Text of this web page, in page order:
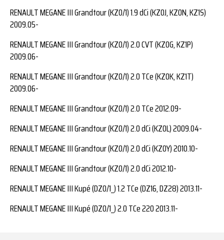
RENAULT MEGANE III Grandtour (KZ0/1) 1.9 dCi (KZ0J, KZ0N, KZ1S)
2009.05-
RENAULT MEGANE III Grandtour (KZ0/1) 2.0 CVT (KZ0G, KZ1P)
2009.06-
RENAULT MEGANE III Grandtour (KZ0/1) 2.0 TCe (KZ0K, KZ1T)
2009.06-
RENAULT MEGANE III Grandtour (KZ0/1) 2.0 TCe 2012.09-
RENAULT MEGANE III Grandtour (KZ0/1) 2.0 dCi (KZ0L) 2009.04-
RENAULT MEGANE III Grandtour (KZ0/1) 2.0 dCi (KZ0Y) 2010.10-
RENAULT MEGANE III Grandtour (KZ0/1) 2.0 dCi 2012.10-
RENAULT MEGANE III Kupé (DZ0/1_) 1.2 TCe (DZ16, DZ28) 2013.11-
RENAULT MEGANE III Kupé (DZ0/1_) 2.0 TCe 220 2013.11-